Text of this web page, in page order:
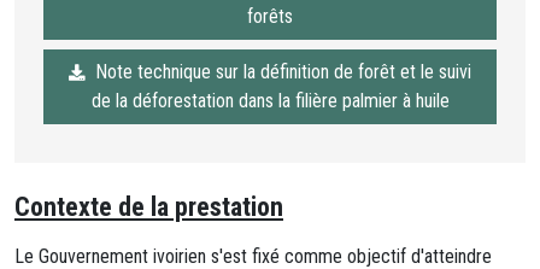
forêts
Note technique sur la définition de forêt et le suivi
de la déforestation dans la filière palmier à huile
Contexte de la prestation
Le Gouvernement ivoirien s'est fixé comme objectif d'atteindre